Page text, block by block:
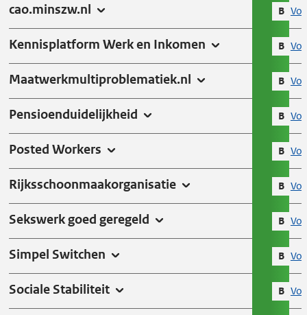
cao.minszw.nl B
Kennisplatform Werk en Inkomen B
Maatwerkmultiproblematiek.nl B
Pensioenduidelijkheid B
Posted Workers B
Rijksschoonmaakorganisatie B
Sekswerk goed geregeld B
Simpel Switchen B
Sociale Stabiliteit B